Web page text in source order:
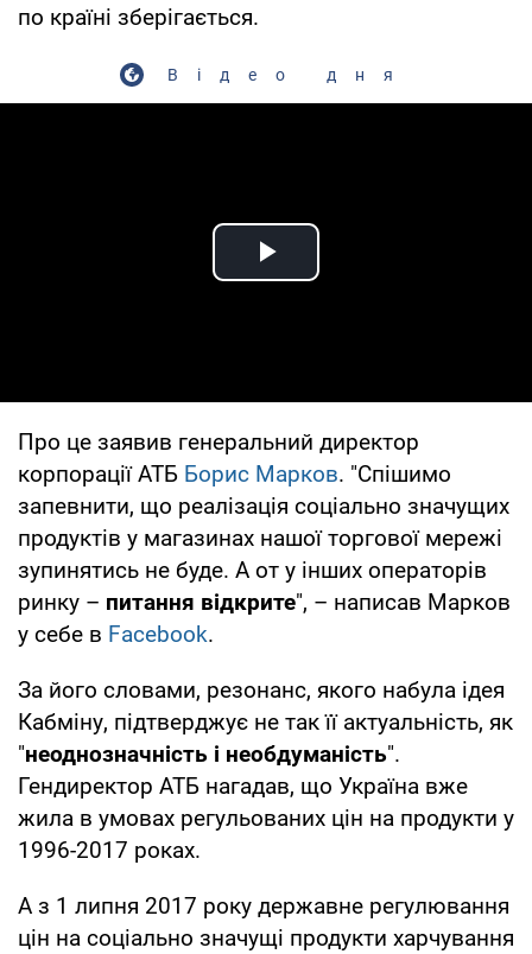
по країні зберігається.
Відео дня
Play Video
Про це заявив генеральний директор
корпорації АТБ Борис Марков. "Спішимо
запевнити, що реалізація соціально значущих
продуктів у магазинах нашої торгової мережі
зупинятись не буде. А от у інших операторів
ринку – питання відкрите", – написав Марков
у себе в Facebook.
За його словами, резонанс, якого набула ідея
Кабміну, підтверджує не так її актуальність, як
"неоднозначність і необдуманість".
Гендиректор АТБ нагадав, що Україна вже
жила в умовах регульованих цін на продукти у
1996-2017 роках.
А з 1 липня 2017 року державне регулювання
цін на соціально значущі продукти харчування